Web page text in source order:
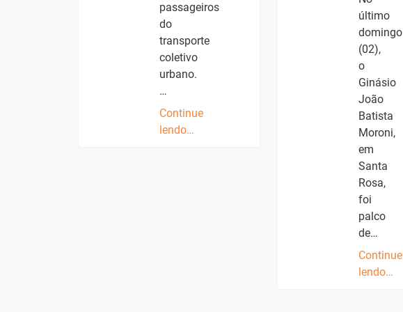
passageiros
do
transporte
coletivo
urbano.
…
Continue
lendo…
último
domingo
(02),
o
Ginásio
João
Batista
Moroni,
em
Santa
Rosa,
foi
palco
de…
Continue
lendo…